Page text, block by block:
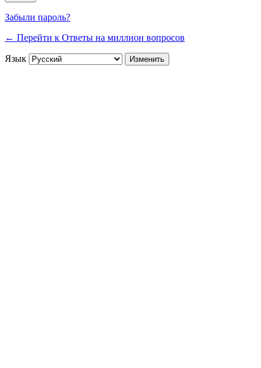
Забыли пароль?
← Перейти к Ответы на миллион вопросов
Язык